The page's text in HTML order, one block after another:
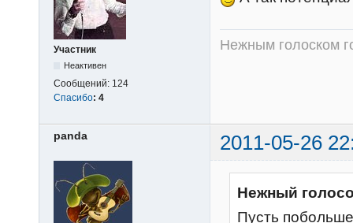
Участник
Неактивен
Сообщений: 124
Спасибо: 4
Нежным голоском
panda 2011-05-26
Нежный
Пусть